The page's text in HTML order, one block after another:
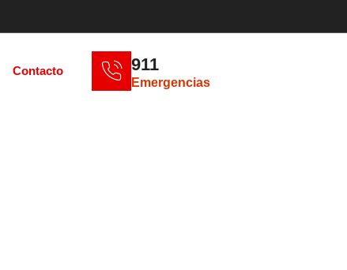
Contacto 911
Emergencias